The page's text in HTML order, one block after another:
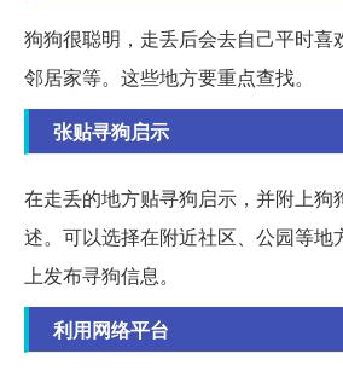
狗狗很聪明，走丢后会去自己平时喜
邻居家等。这些地方要重点查找。
张贴寻狗启示
在走丢的地方贴寻狗启示，并附上狗
述。可以选择在附近社区、公园等地
上发布寻狗信息。
利用网络平台